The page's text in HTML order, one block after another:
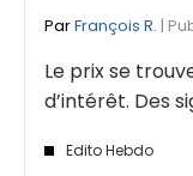
ParFrançois R. |
Le prix se
d’intérêt. Des
Edito Hebdo